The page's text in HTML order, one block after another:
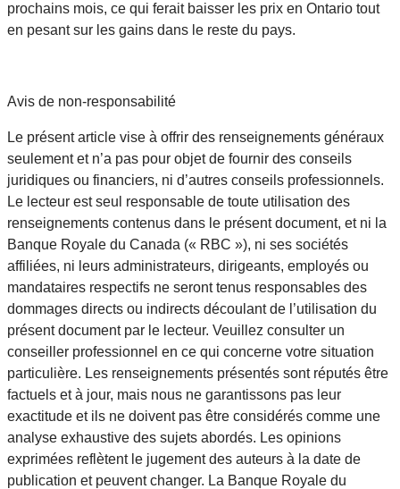
prochains mois, ce qui ferait baisser les prix en Ontario tout
en pesant sur les gains dans le reste du pays.
Avis de non-responsabilité
Le présent article vise à offrir des renseignements généraux
seulement et n’a pas pour objet de fournir des conseils
juridiques ou financiers, ni d’autres conseils professionnels.
Le lecteur est seul responsable de toute utilisation des
renseignements contenus dans le présent document, et ni la
Banque Royale du Canada (« RBC »), ni ses sociétés
affiliées, ni leurs administrateurs, dirigeants, employés ou
mandataires respectifs ne seront tenus responsables des
dommages directs ou indirects découlant de l’utilisation du
présent document par le lecteur. Veuillez consulter un
conseiller professionnel en ce qui concerne votre situation
particulière. Les renseignements présentés sont réputés être
factuels et à jour, mais nous ne garantissons pas leur
exactitude et ils ne doivent pas être considérés comme une
analyse exhaustive des sujets abordés. Les opinions
exprimées reflètent le jugement des auteurs à la date de
publication et peuvent changer. La Banque Royale du